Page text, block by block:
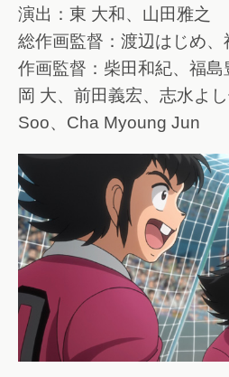
演出：東 大和、山田雅之
総作画監督：渡辺はじめ、
作画監督：柴田和紀、福
岡 大、前田義宏、志水よ
Soo、Cha Myoung Jun